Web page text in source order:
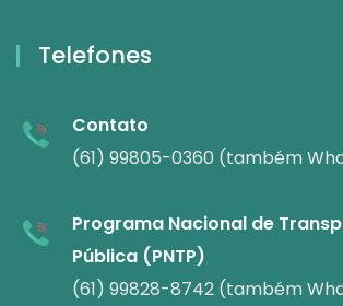
Telefones
Contato
(61) 99805-0360 (também
Programa Nacional de
Pública (PNTP)
(61) 99828-8742 (também